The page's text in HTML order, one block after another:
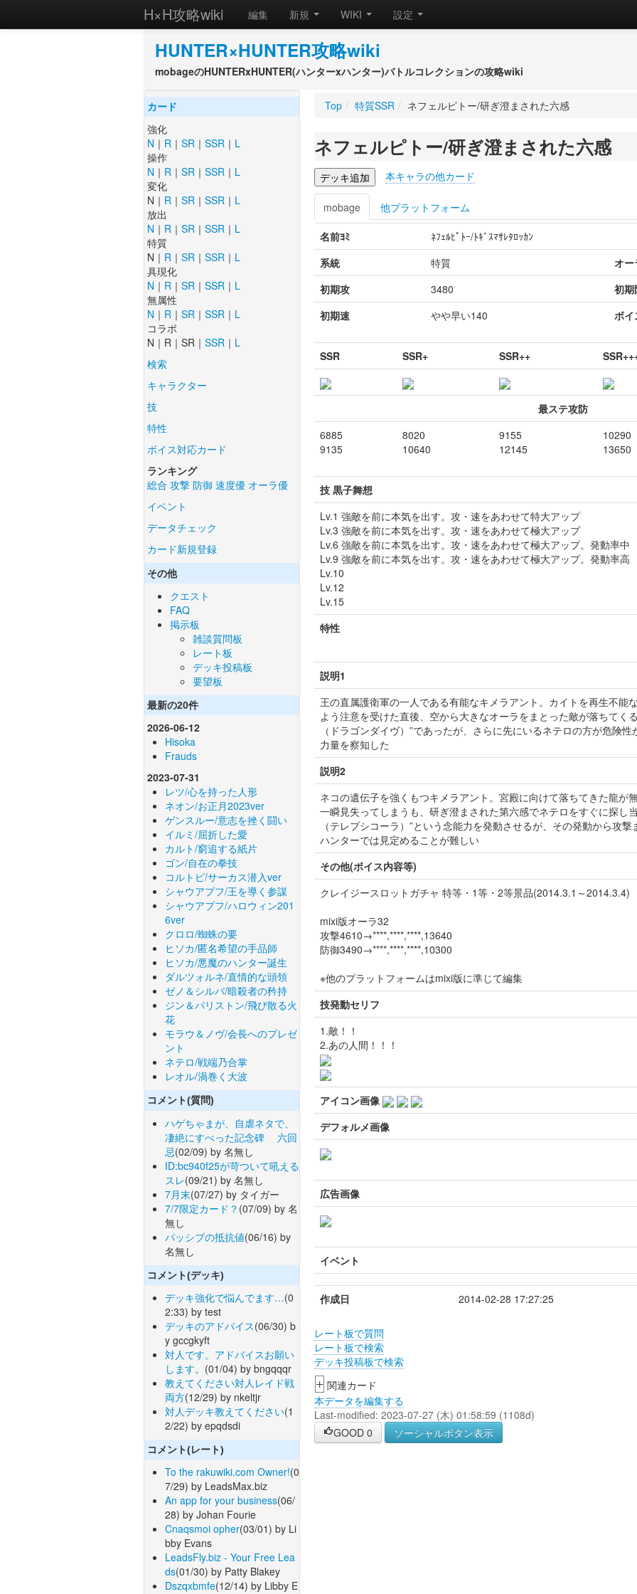
H×H攻略wiki 編集 新規 WIKI 設定
HUNTER×HUNTER攻略wiki
mobageのHUNTERxHUNTER(ハンターxハンター)バトルコレクションの攻略wiki
カード
強化
N ｜ R ｜ SR ｜ SSR ｜ L
操作
N ｜ R ｜ SR ｜ SSR ｜ L
変化
N｜ R ｜ SR ｜ SSR ｜ L
放出
N ｜ R ｜ SR ｜ SSR ｜ L
特質
N｜ R ｜ SR ｜ SSR ｜ L
具現化
N ｜ R ｜ SR ｜ SSR ｜ L
無属性
N ｜ R ｜ SR ｜ SSR ｜ L
コラボ
N｜R｜SR｜ SSR ｜ L
検索
キャラクター
技
特性
ボイス対応カード
ランキング
総合 攻撃 防御 速度優 オーラ優
イベント
データチェック
カード新規登録
その他
クエスト
FAQ
掲示板
雑談質問板
レート板
デッキ投稿板
要望板
最新の20件
2026-06-12
Hisoka
Frauds
2023-07-31
レツ/心を持った人形
ネオン/お正月2023ver
ゲンスルー/意志を挫く闘い
イルミ/屈折した愛
カルト/窮追する紙片
ゴン/自在の拳技
コルトピ/サーカス潜入ver
シャウアプフ/王を導く参謀
シャウアプフ/ハロウィン201
6ver
クロロ/蜘蛛の要
ヒソカ/匿名希望の手品師
ヒソカ/悪魔のハンター誕生
ダルツォルネ/直情的な頭領
ゼノ＆シルバ/暗殺者の矜持
ジン＆パリストン/飛び散る火
花
モラウ＆ノヴ/会長へのプレゼ
ント
ネテロ/戦端乃合掌
レオル/渦巻く大波
コメント(質問)
ハゲちゃまが、自虐ネタで、
凄絶にすべった記念碑 六回
忌(02/09) by 名無し
ID:bc940f25が苛ついて吼える
スレ(09/21) by 名無し
7月末(07/27) by タイガー
7/7限定カード？ (07/09) by 名
無し
パッシブの抵抗値(06/16) by
名無し
コメント(デッキ)
デッキ強化で悩んでます…(0
2:33) by test
デッキのアドバイス(06/30) b
y gccgkyft
対人です。アドバイスお願い
します。 (01/04) by bngqqqr
教えてください対人レイド戦
両方(12/29) by nkeltjr
対人デッキ教えてください(1
2/22) by epqdsdi
コメント(レート)
To the rakuwiki.com Owner!(0
7/29) by LeadsMax.biz
An app for your business(06/
28) by Johan Fourie
Cnaqsmoi opher(03/01) by Li
bby Evans
LeadsFly.biz - Your Free Lea
ds(01/30) by Patty Blakey
Dszqxbmfe(12/14) by Libby E
Top / 特質SSR / ネフェルピトー/研ぎ澄まされた六感
ネフェルピトー/研ぎ澄まされた六感
本キャラの他カード
mobage 他プラットフォーム
名前ﾖﾐ
ﾈﾌｪﾙﾋﾟﾄｰ/ﾄｷﾞｽﾏｻﾚﾀﾛｯｶﾝ
系統
特質
オー
初期攻
3480
初期
初期速
やや早い140 ボイ
SSR SSR+ SSR++
最ステ攻防
6885
9135
8020
10640
9155
12145
10290
13650
技 黒子舞想
Lv.1 強敵を前に本気を出す。攻・速をあわせて特大アップ
Lv.3 強敵を前に本気を出す。攻・速をあわせて極大アップ
Lv.6 強敵を前に本気を出す。攻・速をあわせて極大アップ。発動率中
Lv.9 強敵を前に本気を出す。攻・速をあわせて極大アップ。発動率高
Lv.10
Lv.12
Lv.15
特性
説明1
王の直属護衛軍の一人である有能なキメラアント。カイトを再生不能
よう注意を受けた直後、空から大きなオーラをまとった敵が落ちてく
（ドラゴンダイヴ）”であったが、さらに先にいるネテロの方が危険
力量を察知した
説明2
ネコの遺伝子を強くもつキメラアント。宮殿に向けて落ちてきた龍が
一瞬見失ってしまうも、研ぎ澄まされた第六感でネテロをすぐに探し
（テレプシコーラ）”という念能力を発動させるが、その発動から攻
ハンターでは見定めることが難しい
その他(ボイス内容等)
クレイジースロットガチャ 特等・1等・2等景品(2014.3.1～2014.3.4)
mixi版オーラ32
攻撃4610→****,****,****,13640
防御3490→****,****,****,10300
※他のプラットフォームはmixi版に準じて編集
技発動セリフ
1.敵！！
2.あの人間！！！
アイコン画像
デフォルメ画像
広告画像
イベント
作成日 2014-02-28 17:27:25
レート板で質問
レート板で検索
デッキ投稿板で検索
+ 関連カード
本データを編集する
Last-modified: 2023-07-27 (木) 01:58:59 (1108d)
GOOD 0 ソーシャルボタン表示